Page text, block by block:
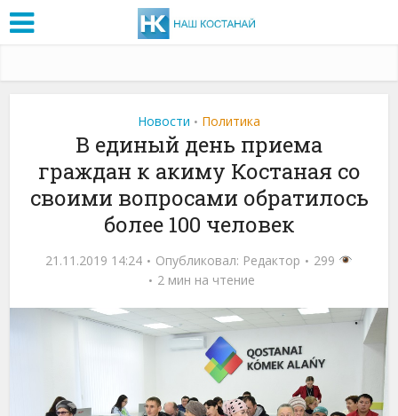
Новости • Политика
В единый день приема
граждан к акиму Костаная со
своими вопросами обратилось
более 100 человек
21.11.2019 14:24 Опубликовал: Редактор
299
2 мин на чтение